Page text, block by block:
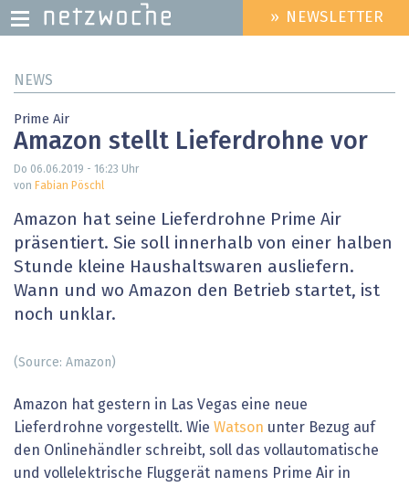
zum
HEADER
MENU
» NEWSLETTER
NEWS
Prime Air
Amazon stellt Lieferdrohne vor
Do 06.06.2019 - 16:23 Uhr
von Fabian Pöschl
Amazon hat seine Lieferdrohne Prime Air
präsentiert. Sie soll innerhalb von einer halben
Stunde kleine Haushaltswaren ausliefern.
Wann und wo Amazon den Betrieb startet, ist
noch unklar.
(Source: Amazon)
Amazon hat gestern in Las Vegas eine neue
Lieferdrohne vorgestellt. Wie Watson unter Bezug auf
den Onlinehändler schreibt, soll das vollautomatische
und vollelektrische Fluggerät namens Prime Air in